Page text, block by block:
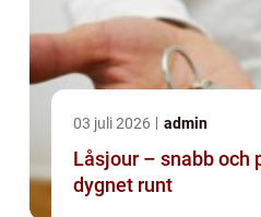
03 juli 2026 admin
Låsjour – snabb och
dygnet runt